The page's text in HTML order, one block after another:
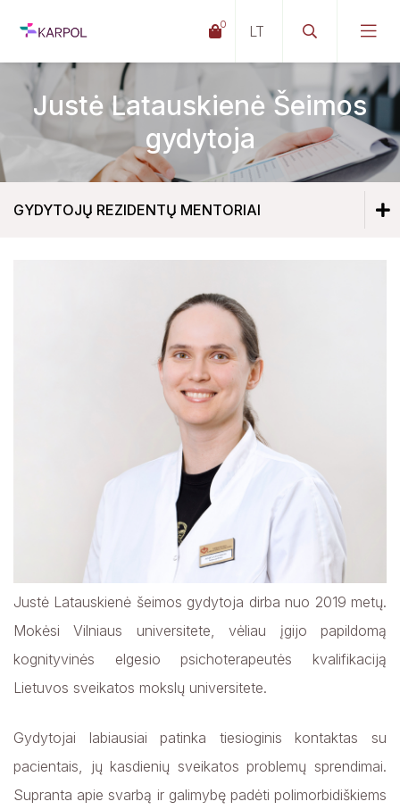
Gydytojų rezidentų vadovai
Gydytojų rezidentų mentoriai
Įsidarbinimo procesas rezidentams
Studentų praktikos organizavimas
0
Justė Latauskienė Šeimos
gydytoja
GYDYTOJŲ REZIDENTŲ MENTORIAI
Gydytojų rezidentų mentoriai
Živilė Mikalauskienė Vaikų ligų gydytoja
Dovilė Ilgūnienė Šeimos gydytoja
Justė Latauskienė Šeimos gydytoja
Viktorija Paulauskaitė Šeimos gydytoja
Kamilė Marozienė Šeimos gydytoja
Aida Mamedovaitė-Gaidė Darbo medicinos gydytoja
Dovilė Šablinskienė FMR gydytoja
Orinta Pocienė Gydytoja psichiatrė
Rokas Šambaras Vaikų ir paauglių psichiatras
Edita Naruševičiūtė-Skripkienė Gydytoja
dermatovenerologė
endokrinologė
Aistė Snieškienė Gydytoja endokrinologė
Ernesta Vanharienė Gydytoja kardiologė
Justė Latauskienė šeimos gydytoja dirba nuo 2019 metų.
Mokėsi Vilniaus universitete, vėliau įgijo papildomą
kognityvinės elgesio psichoterapeutės kvalifikaciją
Lietuvos sveikatos mokslų universitete.
Gydytojai labiausiai patinka tiesioginis kontaktas su
pacientais, jų kasdienių sveikatos problemų sprendimai.
Supranta apie svarbą ir galimybę padėti polimorbidiškiems